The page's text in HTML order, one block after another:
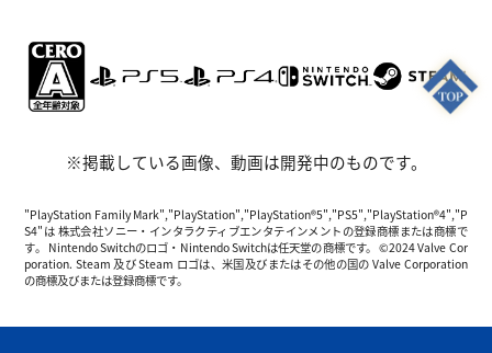
※掲載している画像、動画は開発中のものです。
"PlayStation Family Mark","PlayStation","PlayStation®5","PS5","PlayStation®4","P
S4"は 株式会社ソニー・インタラクティブエンタテインメントの登録商標または商標で
す。 Nintendo Switchのロゴ・Nintendo Switchは任天堂の商標です。 ©2024 Valve Cor
poration. Steam 及び Steam ロゴは、米国及びまたはその他の国の Valve Corporation
の商標及びまたは登録商標です。